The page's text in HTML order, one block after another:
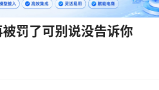
罚了可别说没告诉你